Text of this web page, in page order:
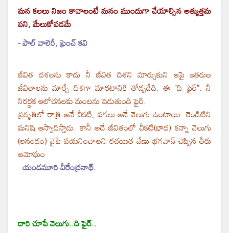
మన కలలు నిజం కావాలంటే మనం ముందుగా చేయాల్సిన అత్యుత్తమ
పని, మేలుకోవడమే
- పాల్ వాలెరీ, ఫ్రెంచ్ కవి
జీవిత దశలను కాదు నీ జీవిత దిశని మార్చుకుని ఆపై ఇతరుల
జీవితాలను మార్చే దిశగా మారటానికి తోడ్పడేది. ఈ "ది ఫైర్". నీ
నిరర్ధక ఆలోచనలకు మంటను పెడుతుంది ఫైర్.
ప్రకృతిలో రాత్రి అనే చీకటి, పగలు అనే వెలుగు ఉంటాయి. రెండిటిని
మనిషి ఆస్వాదిస్తాడు. కానీ అదే జీవితంలో చీకటి(భాద) కన్నా వెలుగు
(ఆనందం) వైపే పయనించాలని రచయిత వేణు భగవాన్ చెప్పిన తీరు
అమోఘం
-యండమూరి వీరేంద్రనాథ్.
దారి చూపే వెలుగు..ది ఫైర్..